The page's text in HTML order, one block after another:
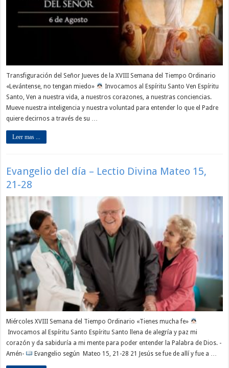
Transfiguración del Señor Jueves de la XVIII Semana del Tiempo Ordinario
«Levántense, no tengan miedo»
Invocamos al Espíritu Santo Ven Espíritu
Santo, Ven a nuestra vida, a nuestros corazones, a nuestras conciencias.
Mueve nuestra inteligencia y nuestra voluntad para entender lo que el Padre
quiere decirnos a través de su …
Leer mas ...
Evangelio del día – Lectio Divina Mateo 15,
21-28
Miércoles XVIII Semana del Tiempo Ordinario «Tienes mucha fe»
Invocamos al Espíritu Santo Espíritu Santo llena de alegría y paz mi
corazón y da sabiduría a mi mente para poder entender la Palabra de Dios. -
Amén-
Evangelio según Mateo 15, 21-28 21 Jesús se fue de allí y fue a …